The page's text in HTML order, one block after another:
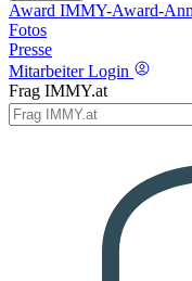
Award IMMY-Award-
Fotos
Presse
Mitarbeiter Login
Frag IMMY.at